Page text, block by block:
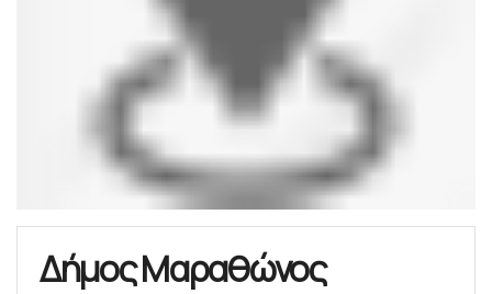
Δήμος Μαραθώνος